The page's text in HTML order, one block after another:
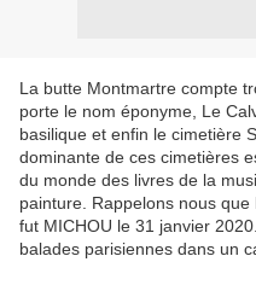
La butte Montmartre compte
porte le nom éponyme, Le
basilique et enfin le cimetière
dominante de ces cimetières
du monde des livres de la
painture. Rappelons nous
fut MICHOU le 31 janvier
balades parisiennes dans un